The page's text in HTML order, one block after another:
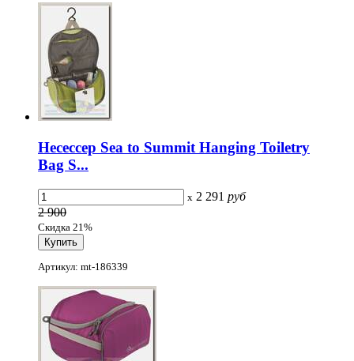
Несессер Sea to Summit Hanging Toiletry
Bag S...
x 2 291 руб
2 900
Скидка 21%
Артикул: mt-186339